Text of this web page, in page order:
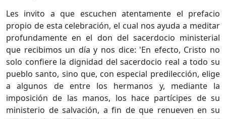
Les invito a que escuchen atentamente el prefacio
propio de esta celebración, el cual nos ayuda a meditar
profundamente en el don del sacerdocio ministerial
que recibimos un día y nos dice: 'En efecto, Cristo no
solo confiere la dignidad del sacerdocio real a todo su
pueblo santo, sino que, con especial predilección, elige
a algunos de entre los hermanos y, mediante la
imposición de las manos, los hace partícipes de su
ministerio de salvación, a fin de que renueven en su